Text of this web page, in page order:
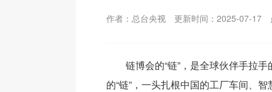
作者：总台央视 更新时间：2025-07-17
链博会的“链”，是全球伙伴手拉
的“链”，一头扎根中国的工厂车间、